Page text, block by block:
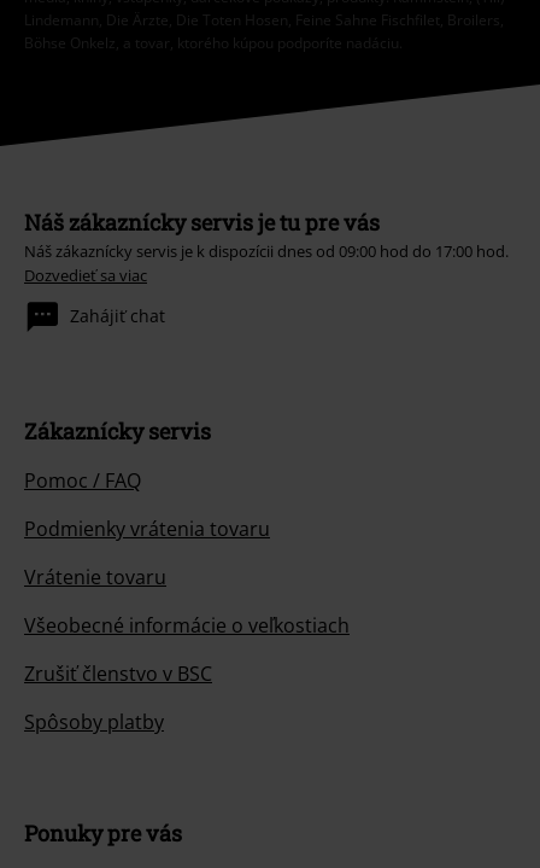
Lindemann, Die Ärzte, Die Toten Hosen, Feine Sahne Fischfilet, Broilers,
Böhse Onkelz, a tovar, ktorého kúpou podporíte nadáciu.
Náš zákaznícky servis je tu pre vás
Náš zákaznícky servis je k dispozícii dnes od 09:00 hod do 17:00 hod.
Dozvedieť sa viac
Zahájiť chat
Zákaznícky servis
Pomoc / FAQ
Podmienky vrátenia tovaru
Vrátenie tovaru
Všeobecné informácie o veľkostiach
Zrušiť členstvo v BSC
Spôsoby platby
Ponuky pre vás